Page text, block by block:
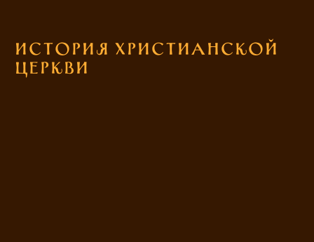
История Христианской
церкви